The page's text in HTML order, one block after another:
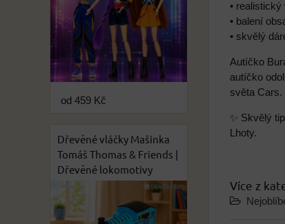
•
• balení
• skvělý
Autíčko
autíčko
světa Cars.
✨ Skvělý
Lhoty.
Více z
od 459 Kč
Dřevěné vláčky Mašinka
Tomáš Thomas & Friends |
Dřevěné lokomotivy